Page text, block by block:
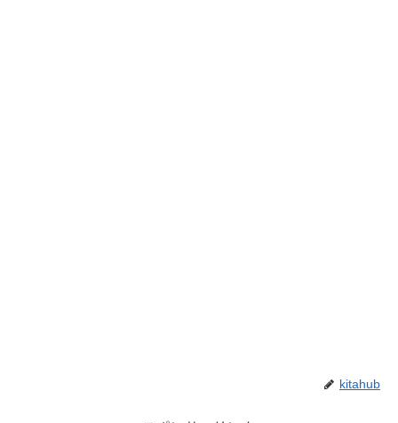
kitahub